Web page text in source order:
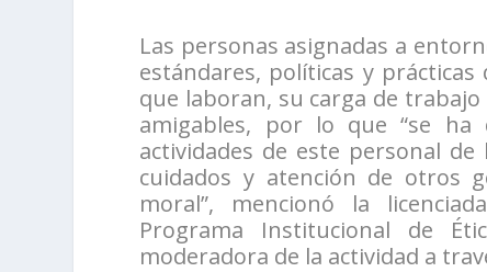
Las personas asignadas a
estándares, políticas y
que laboran, su carga de
amigables, por lo que “se
actividades de este personal
cuidados y atención de otros
moral”, mencionó la
Programa Institucional de
moderadora de la actividad a